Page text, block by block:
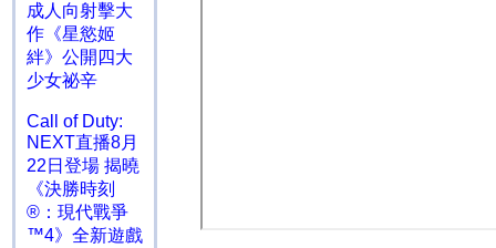
成人向射擊大
作《星慾姬
絆》公開四大
少女祕辛
Call of Duty:
NEXT直播8月
22日登場 揭曉
《決勝時刻
®：現代戰爭
™4》全新遊戲